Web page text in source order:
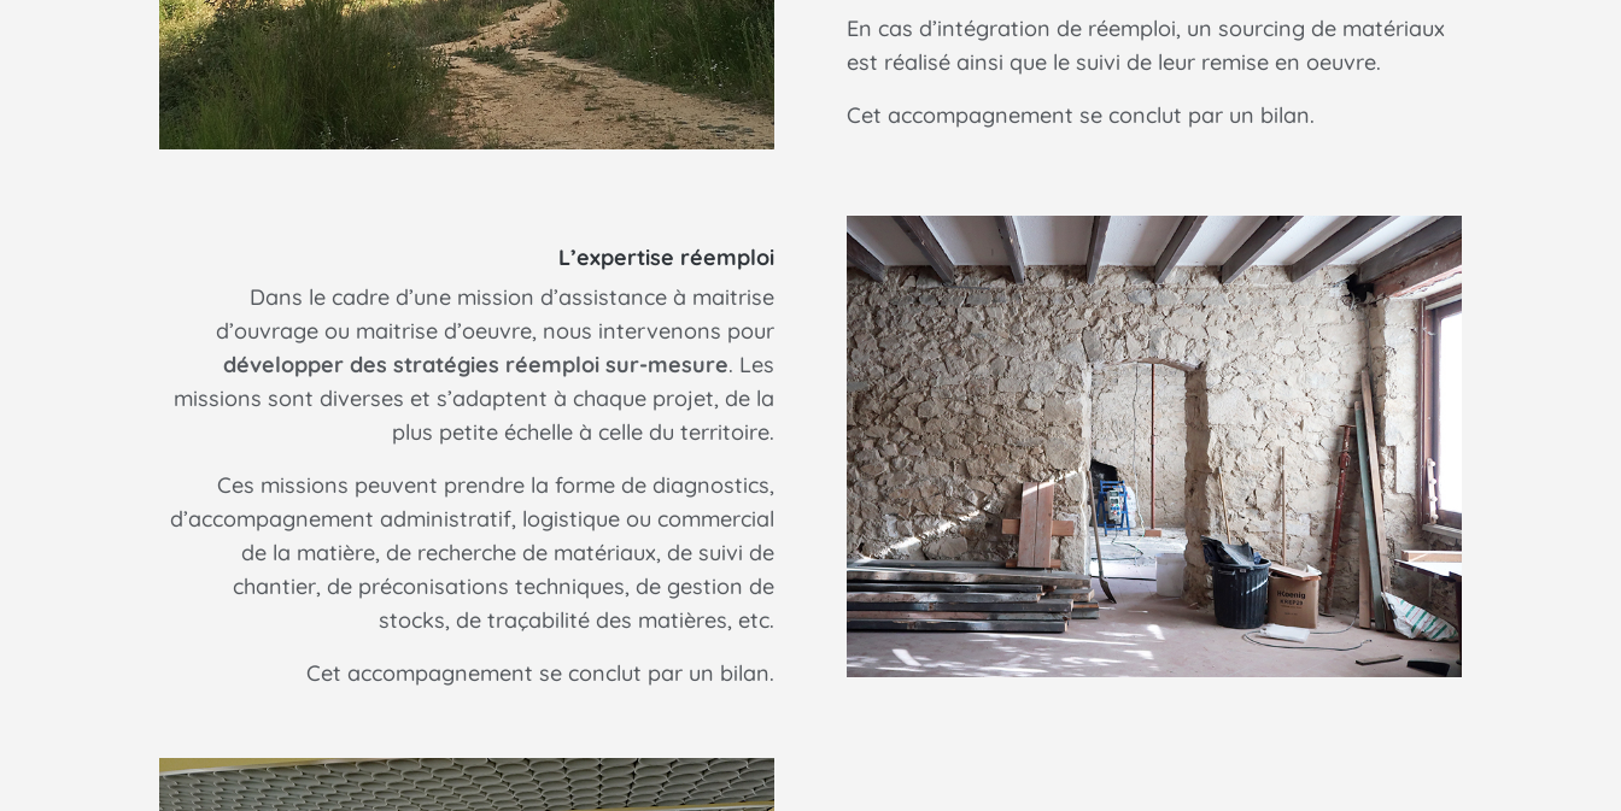
En cas d’intégration de réemploi, un sourcing de matériaux
est réalisé ainsi que le suivi de leur remise en oeuvre.
Cet accompagnement se conclut par un bilan.
L’expertise réemploi
Dans le cadre d’une mission d’assistance à maitrise
d’ouvrage ou maitrise d’oeuvre, nous intervenons pour
développer des stratégies réemploi sur-mesure. Les
missions sont diverses et s’adaptent à chaque projet, de la
plus petite échelle à celle du territoire.
Ces missions peuvent prendre la forme de diagnostics,
d’accompagnement administratif, logistique ou commercial
de la matière, de recherche de matériaux, de suivi de
chantier, de préconisations techniques, de gestion de
stocks, de traçabilité des matières, etc.
Cet accompagnement se conclut par un bilan.